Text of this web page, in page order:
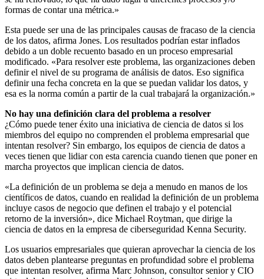
formas de contar una métrica.»
Esta puede ser una de las principales causas de fracaso de la ciencia
de los datos, afirma Jones. Los resultados podrían estar inflados
debido a un doble recuento basado en un proceso empresarial
modificado. «Para resolver este problema, las organizaciones deben
definir el nivel de su programa de análisis de datos. Eso significa
definir una fecha concreta en la que se puedan validar los datos, y
esa es la norma común a partir de la cual trabajará la organización.»
No hay una definición clara del problema a resolver
¿Cómo puede tener éxito una iniciativa de ciencia de datos si los
miembros del equipo no comprenden el problema empresarial que
intentan resolver? Sin embargo, los equipos de ciencia de datos a
veces tienen que lidiar con esta carencia cuando tienen que poner en
marcha proyectos que implican ciencia de datos.
«La definición de un problema se deja a menudo en manos de los
científicos de datos, cuando en realidad la definición de un problema
incluye casos de negocio que definen el trabajo y el potencial
retorno de la inversión», dice Michael Roytman, que dirige la
ciencia de datos en la empresa de ciberseguridad Kenna Security.
Los usuarios empresariales que quieran aprovechar la ciencia de los
datos deben plantearse preguntas en profundidad sobre el problema
que intentan resolver, afirma Marc Johnson, consultor senior y CIO